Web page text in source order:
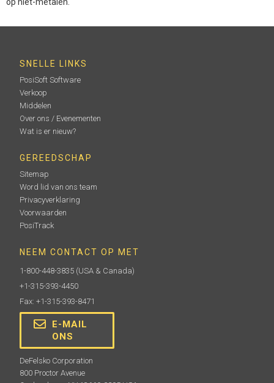
SNELLE LINKS
PosiSoft Software
Verkoop
Middelen
Over ons / Evenementen
Wat is er nieuw?
GEREEDSCHAP
Sitemap
Word lid van ons team
Privacyverklaring
Voorwaarden
PosiTrack
NEEM CONTACT OP MET
1-800-448-3835 (USA & Canada)
+1-315-393-4450
Fax: +1-315-393-8471
E-MAIL
ONS
DeFelsko Corporation
800 Proctor Avenue